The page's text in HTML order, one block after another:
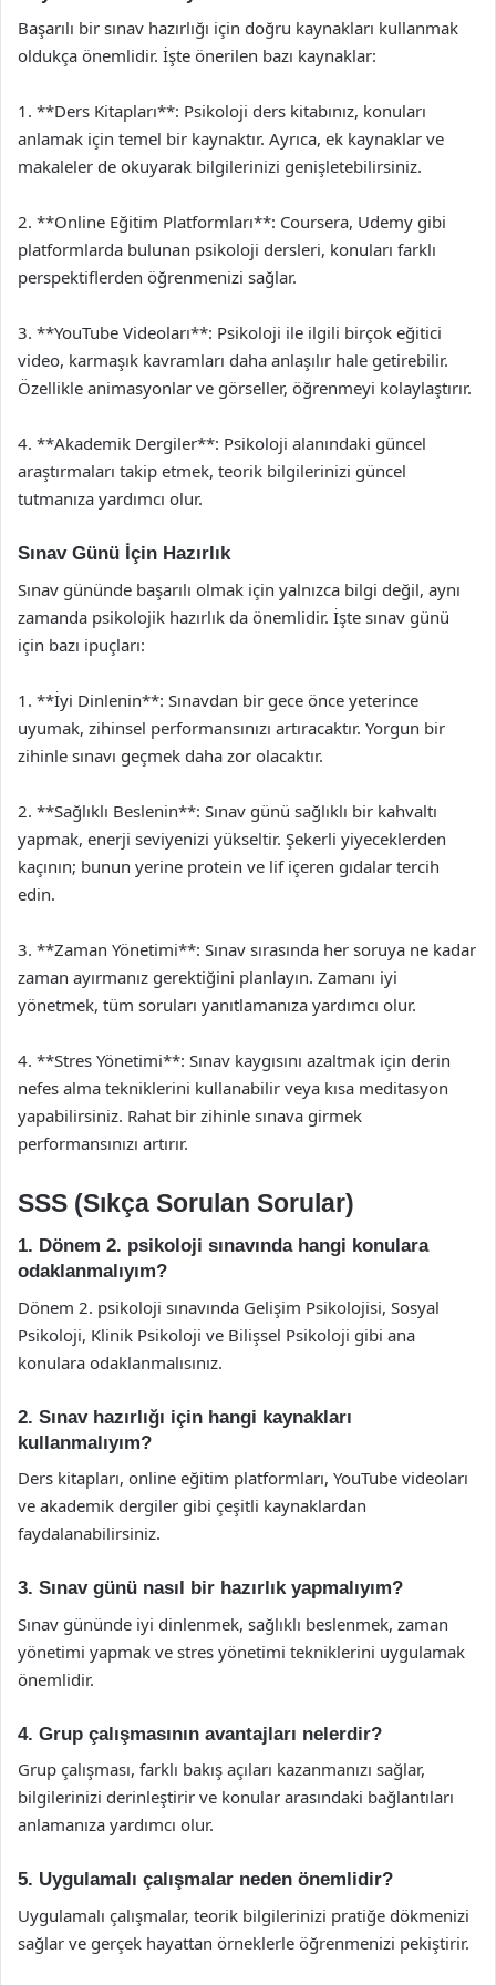
Başarılı bir sınav hazırlığı için doğru kaynakları kullanmak
oldukça önemlidir. İşte önerilen bazı kaynaklar:
1. **Ders Kitapları**: Psikoloji ders kitabınız, konuları
anlamak için temel bir kaynaktır. Ayrıca, ek kaynaklar ve
makaleler de okuyarak bilgilerinizi genişletebilirsiniz.
2. **Online Eğitim Platformları**: Coursera, Udemy gibi
platformlarda bulunan psikoloji dersleri, konuları farklı
perspektiflerden öğrenmenizi sağlar.
3. **YouTube Videoları**: Psikoloji ile ilgili birçok eğitici
video, karmaşık kavramları daha anlaşılır hale getirebilir.
Özellikle animasyonlar ve görseller, öğrenmeyi kolaylaştırır.
4. **Akademik Dergiler**: Psikoloji alanındaki güncel
araştırmaları takip etmek, teorik bilgilerinizi güncel
tutmanıza yardımcı olur.
Sınav Günü İçin Hazırlık
Sınav gününde başarılı olmak için yalnızca bilgi değil, aynı
zamanda psikolojik hazırlık da önemlidir. İşte sınav günü
için bazı ipuçları:
1. **İyi Dinlenin**: Sınavdan bir gece önce yeterince
uyumak, zihinsel performansınızı artıracaktır. Yorgun bir
zihinle sınavı geçmek daha zor olacaktır.
2. **Sağlıklı Beslenin**: Sınav günü sağlıklı bir kahvaltı
yapmak, enerji seviyenizi yükseltir. Şekerli yiyeceklerden
kaçının; bunun yerine protein ve lif içeren gıdalar tercih
edin.
3. **Zaman Yönetimi**: Sınav sırasında her soruya ne kadar
zaman ayırmanız gerektiğini planlayın. Zamanı iyi
yönetmek, tüm soruları yanıtlamanıza yardımcı olur.
4. **Stres Yönetimi**: Sınav kaygısını azaltmak için derin
nefes alma tekniklerini kullanabilir veya kısa meditasyon
yapabilirsiniz. Rahat bir zihinle sınava girmek
performansınızı artırır.
SSS (Sıkça Sorulan Sorular)
1. Dönem 2. psikoloji sınavında hangi konulara
odaklanmalıyım?
Dönem 2. psikoloji sınavında Gelişim Psikolojisi, Sosyal
Psikoloji, Klinik Psikoloji ve Bilişsel Psikoloji gibi ana
konulara odaklanmalısınız.
2. Sınav hazırlığı için hangi kaynakları
kullanmalıyım?
Ders kitapları, online eğitim platformları, YouTube videoları
ve akademik dergiler gibi çeşitli kaynaklardan
faydalanabilirsiniz.
3. Sınav günü nasıl bir hazırlık yapmalıyım?
Sınav gününde iyi dinlenmek, sağlıklı beslenmek, zaman
yönetimi yapmak ve stres yönetimi tekniklerini uygulamak
önemlidir.
4. Grup çalışmasının avantajları nelerdir?
Grup çalışması, farklı bakış açıları kazanmanızı sağlar,
bilgilerinizi derinleştirir ve konular arasındaki bağlantıları
anlamanıza yardımcı olur.
5. Uygulamalı çalışmalar neden önemlidir?
Uygulamalı çalışmalar, teorik bilgilerinizi pratiğe dökmenizi
sağlar ve gerçek hayattan örneklerle öğrenmenizi pekiştirir.